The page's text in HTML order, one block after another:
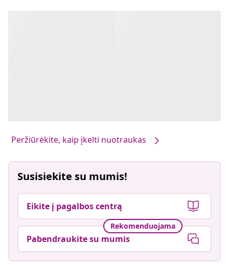
Peržiūrėkite, kaip įkelti nuotraukas
Susisiekite su mumis!
Eikite į pagalbos centrą
Rekomenduojama
Pabendraukite su mumis